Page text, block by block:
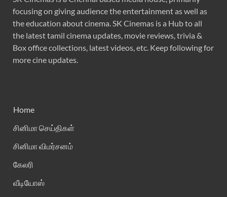
focusing on giving audience the entertainment as well as
the education about cinema. SK Cinemas is a Hub to all
the latest tamil cinema updates, movie reviews, trivia &
Box office collections, latest videos, etc. Keep following for
more cine updates.
Home
சினிமா செய்திகள்
சினிமா விமர்சனம்
கேலரி
வீடியோஸ்